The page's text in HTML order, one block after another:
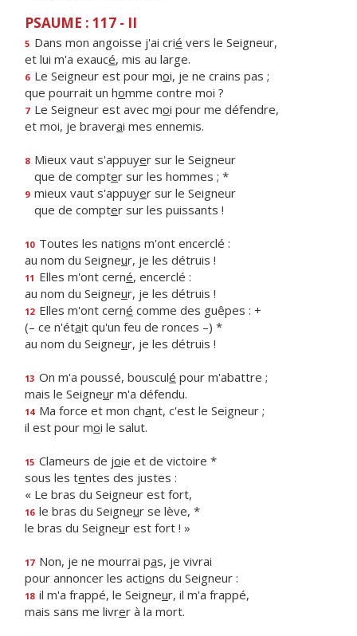
PSAUME : 117 - II
5 Dans mon angoisse j'ai crié vers le Seigneur,
et lui m'a exaucé, mis au large.
6 Le Seigneur est pour moi, je ne crains pas ;
que pourrait un homme contre moi ?
7 Le Seigneur est avec moi pour me défendre,
et moi, je braverai mes ennemis.
8 Mieux vaut s'appuyer sur le Seigneur
que de compter sur les hommes ; *
9 mieux vaut s'appuyer sur le Seigneur
que de compter sur les puissants !
10 Toutes les nations m'ont encerclé :
au nom du Seigneur, je les détruis !
11 Elles m'ont cerné, encerclé :
au nom du Seigneur, je les détruis !
12 Elles m'ont cerné comme des guêpes : +
(– ce n'était qu'un feu de ronces –) *
au nom du Seigneur, je les détruis !
13 On m'a poussé, bousculé pour m'abattre ;
mais le Seigneur m'a défendu.
14 Ma force et mon chant, c'est le Seigneur ;
il est pour moi le salut.
15 Clameurs de joie et de victoire *
sous les tentes des justes :
« Le bras du Seigneur est fort,
16 le bras du Seigneur se lève, *
le bras du Seigneur est fort ! »
17 Non, je ne mourrai pas, je vivrai
pour annoncer les actions du Seigneur :
18 il m'a frappé, le Seigneur, il m'a frappé,
mais sans me livrer à la mort.